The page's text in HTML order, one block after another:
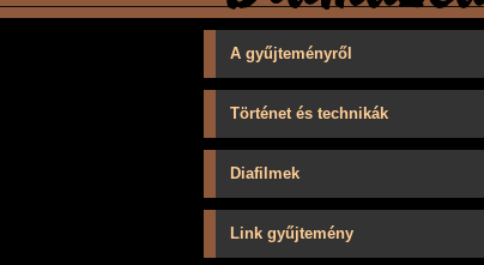
A gyűjteményről
Történet és technikák
Diafilmek
Link gyűjtemény